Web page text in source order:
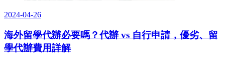
2024-04-26
海外留學代辦必要嗎？代辦 vs 自行申請，優劣、留
學代辦費用詳解